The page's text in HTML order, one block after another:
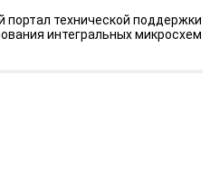
технической поддержки
интегральных микросхем